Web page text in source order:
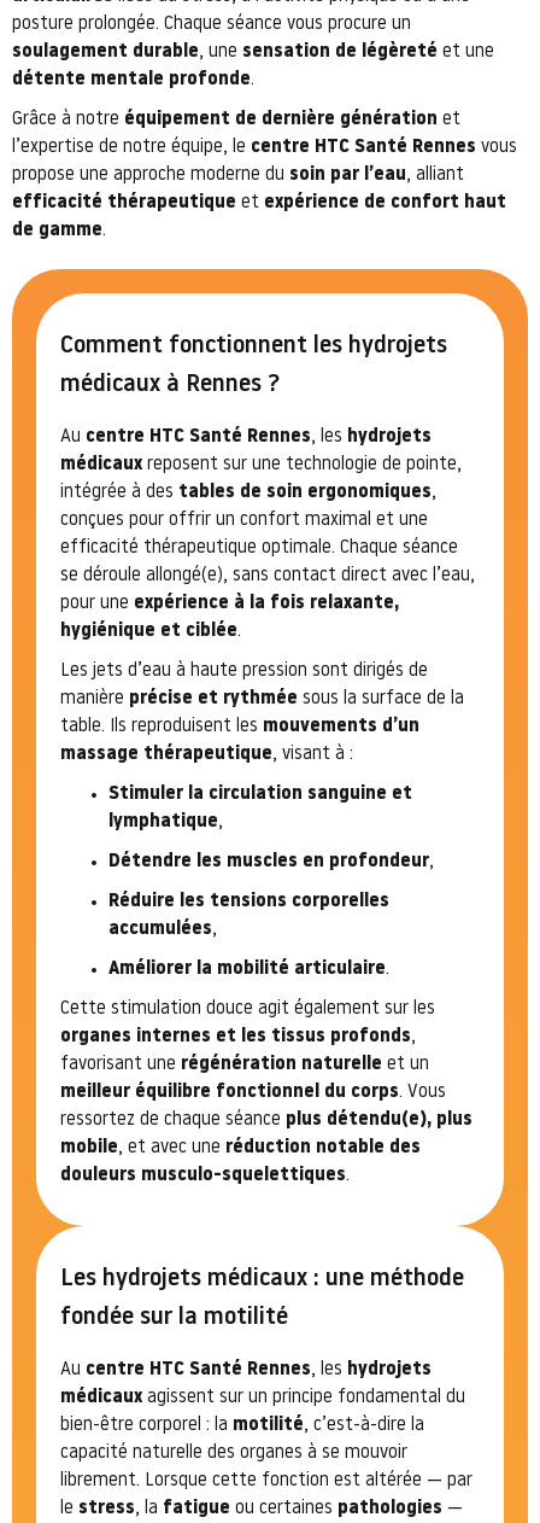
posture prolongée. Chaque séance vous procure un
soulagement durable, une sensation de légèreté et une
détente mentale profonde.
Grâce à notre équipement de dernière génération et
l’expertise de notre équipe, le centre HTC Santé Rennes vous
propose une approche moderne du soin par l’eau, alliant
efficacité thérapeutique et expérience de confort haut
de gamme.
Comment fonctionnent les hydrojets
médicaux à Rennes ?
Au centre HTC Santé Rennes, les hydrojets
médicaux reposent sur une technologie de pointe,
intégrée à des tables de soin ergonomiques,
conçues pour offrir un confort maximal et une
efficacité thérapeutique optimale. Chaque séance
se déroule allongé(e), sans contact direct avec l’eau,
pour une expérience à la fois relaxante,
hygiénique et ciblée.
Les jets d’eau à haute pression sont dirigés de
manière précise et rythmée sous la surface de la
table. Ils reproduisent les mouvements d’un
massage thérapeutique, visant à :
Stimuler la circulation sanguine et
lymphatique,
Détendre les muscles en profondeur,
Réduire les tensions corporelles
accumulées,
Améliorer la mobilité articulaire.
Cette stimulation douce agit également sur les
organes internes et les tissus profonds,
favorisant une régénération naturelle et un
meilleur équilibre fonctionnel du corps. Vous
ressortez de chaque séance plus détendu(e), plus
mobile, et avec une réduction notable des
douleurs musculo-squelettiques.
Les hydrojets médicaux : une méthode
fondée sur la motilité
Au centre HTC Santé Rennes, les hydrojets
médicaux agissent sur un principe fondamental du
bien-être corporel : la motilité, c’est-à-dire la
capacité naturelle des organes à se mouvoir
librement. Lorsque cette fonction est altérée — par
le stress, la fatigue ou certaines pathologies —